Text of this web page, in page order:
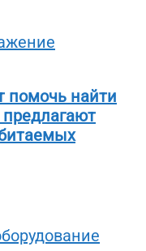
помочь найти